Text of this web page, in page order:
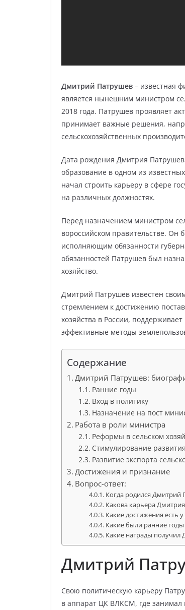
Дмитрий Патрушев – известная
является нынешним министром
2018 года. Патрушев проявляет
принимает важные решения,
сельскохозяйственных
Дата рождения Дмитрия
образование в одном из
начал строить карьеру в сфере
на различных должностях.
Перед назначением министром
вороссийском правительстве. Он
исполняющим обязанности
обязанностей Патрушев был
хозяйство.
Дмитрий Патрушев известен
стремлением к достижению
хозяйства в России,
эффективные методы
Содержание
Дмитрий Патрушев:
Ранние годы
Вход в политику
Назначение на пост
Работа в роли министра
Реформы в сельском
Стимулирование
Развитие экспорта
Достижения и признание
Вопрос-ответ:
Когда родился Дмитрий
Какова карьера
Какие достижения есть
Какие были ранние
Какие награды
Дмитрий
Свою политическую карьеру
в аппарат ЦК ВЛКСМ, где занимал